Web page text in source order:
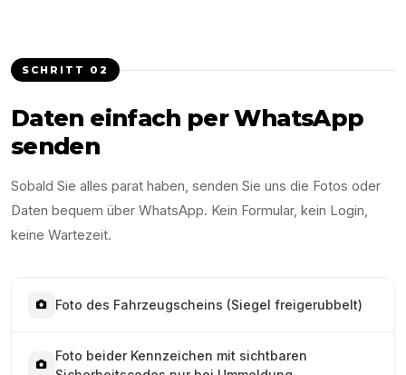
SCHRITT 02
Daten einfach per WhatsApp
senden
Sobald Sie alles parat haben, senden Sie uns die Fotos oder
Daten bequem über WhatsApp. Kein Formular, kein Login,
keine Wartezeit.
Foto des Fahrzeugscheins (Siegel freigerubbelt)
Foto beider Kennzeichen mit sichtbaren